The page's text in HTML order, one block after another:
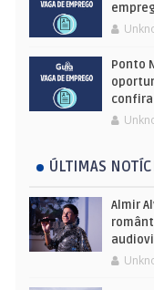
Ponto
confira
ÚLTIMAS
Almir